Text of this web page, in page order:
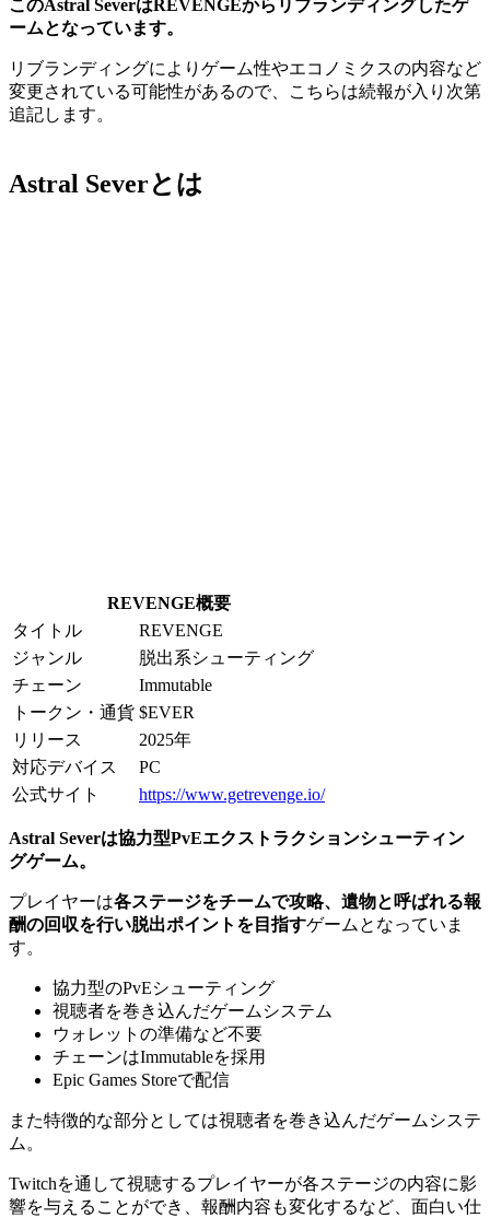
このAstral SeverはREVENGEからリブランディングしたゲ
ームとなっています。
リブランディングによりゲーム性やエコノミクスの内容など
変更されている可能性があるので、こちらは続報が入り次第
追記します。
Astral Severとは
REVENGE概要
タイトル
REVENGE
ジャンル
脱出系シューティング
チェーン
Immutable
トークン・通貨 $EVER
リリース
2025年
対応デバイス
PC
公式サイト
https://www.getrevenge.io/
Astral Severは協力型PvEエクストラクションシューティン
グゲーム。
プレイヤーは各ステージをチームで攻略、遺物と呼ばれる報
酬の回収を行い脱出ポイントを目指すゲームとなっていま
す。
協力型のPvEシューティング
視聴者を巻き込んだゲームシステム
ウォレットの準備など不要
チェーンはImmutableを採用
Epic Games Storeで配信
また特徴的な部分としては視聴者を巻き込んだゲームシステ
ム。
Twitchを通して視聴するプレイヤーが各ステージの内容に影
響を与えることができ、報酬内容も変化するなど、面白い仕